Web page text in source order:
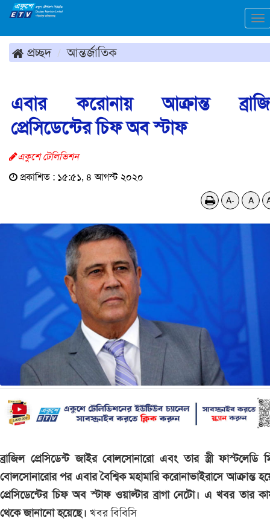
প্রচ্ছদ আন্তর্জাতিক
এবার করোনায় আক্রান্ত
প্রেসিডেন্টের চিফ অব স্টাফ
একুশে টেলিভিশন
প্রকাশিত : ১৫:৫১, ৪ আগস্ট ২০২০
A- A
ব্রাজিল প্রেসিডেন্ট জাইর বোলসোনারো এবং তার স্ত্রী ফাস্টলেডি
বোলসোনারোর পর এবার বৈশ্বিক মহামারি করোনাভাইরাসে আক্রান্ত
প্রেসিডেন্টের চিফ অব স্টাফ ওয়াল্টার ব্রাগা নেটো। এ খবর তার
থেকে জানানো হয়েছে। খবর বিবিসি